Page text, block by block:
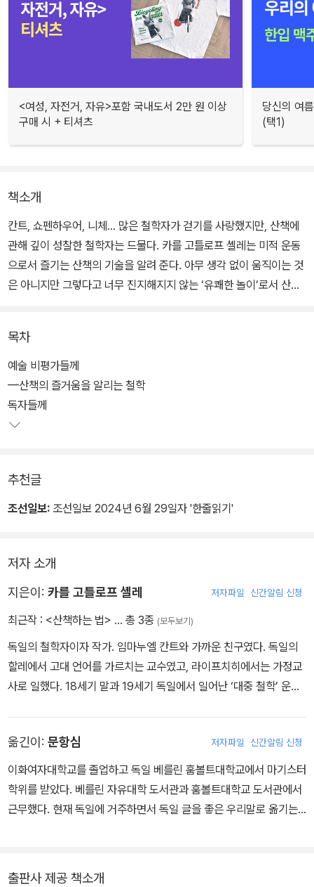
<여성, 자전거, 자유>포함 국내도서 2만 원 이상
구매 시 + 티셔츠
당신의 여
(택1)
책소개
칸트, 쇼펜하우어, 니체… 많은 철학자가 걷기를 사랑했지만, 산책에
관해 깊이 성찰한 철학자는 드물다. 카를 고틀로프 셸레는 미적 운동
으로서 즐기는 산책의 기술을 알려 준다. 아무 생각 없이 움직이는 것
은 아니지만 그렇다고 너무 진지해지지 않는 ‘유쾌한 놀이’로서 산책
말하며 자연과 도시 산책은 어떻게 다른지, 산과 계곡, 숲, 정원에서의
산책은 또 어떻게 다른지 세세히 살펴본다. 이 책을 통해, 다양한 얼굴
을 지닌 산책의 모습을 만날 수 있을 것이다.
목차
예술 비평가들께
—산책의 즐거움을 알리는 철학
독자들께
추천글
조선일보: 조선일보 2024년 6월 29일자 '한줄읽기'
저자 소개
지은이: 카를 고틀로프 셸레 저자파일 신간알림 신청
최근작 : <산책하는 법> … 총 3종 (모두보기)
독일의 철학자이자 작가. 임마누엘 칸트와 가까운 친구였다. 독일의
할레에서 고대 언어를 가르치는 교수였고, 라이프치히에서는 가정교
사로 일했다. 18세기 말과 19세기 독일에서 일어난 ‘대중 철학’ 운동
치를 느낄 수 있도록 고매하게 정련된 인간정신과 조화를 이루어야
한다고 주장했다.
옮긴이: 문항심 저자파일 신간알림 신청
이화여자대학교를 졸업하고 독일 베를린 훔볼트대학교에서 마기스터
학위를 받았다. 베를린 자유대학 도서관과 훔볼트대학교 도서관에서
근무했다. 현재 독일에 거주하면서 독일 글을 좋은 우리말로 옮기는
출판사 제공 책소개